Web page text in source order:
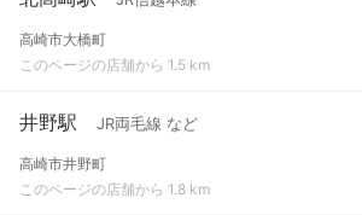
高崎市大橋町
このページの店舗から 1.5 km
井野駅 JR両毛線 など
高崎市井野町
このページの店舗から 1.8 km